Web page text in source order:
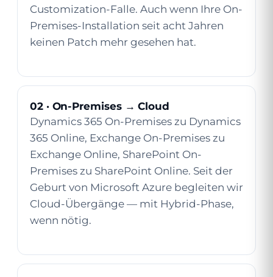
Customization-Falle. Auch wenn Ihre On-
Premises-Installation seit acht Jahren
keinen Patch mehr gesehen hat.
02 · On-Premises → Cloud
Dynamics 365 On-Premises zu Dynamics
365 Online, Exchange On-Premises zu
Exchange Online, SharePoint On-
Premises zu SharePoint Online. Seit der
Geburt von Microsoft Azure begleiten wir
Cloud-Übergänge — mit Hybrid-Phase,
wenn nötig.